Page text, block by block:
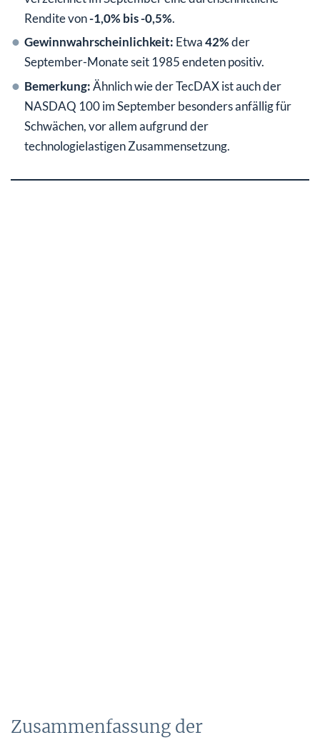
Rendite von-1,0% bis -0,5%.
Gewinnwahrscheinlichkeit: Etwa42%der
September-Monate seit 1985 endeten positiv.
Bemerkung:Ähnlich wie der TecDAX ist auch der
NASDAQ 100 im September besonders anfällig für
Schwächen, vor allem aufgrund der
technologielastigen Zusammensetzung.
Zusammenfassung der